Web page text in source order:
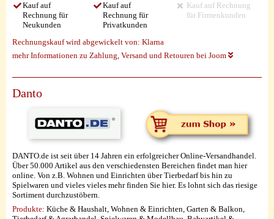
Kauf auf
Rechnung für
Neukunden
Kauf auf
Rechnung für
Privatkunden
Kauf auf Rechnung
für Firmenkunden
Rechnungskauf wird abgewickelt von: Klarna
mehr Informationen zu Zahlung, Versand und Retouren bei Joom
Danto
DANTO.de ist seit über 14 Jahren ein erfolgreicher Online-Versandhandel.
Über 50.000 Artikel aus den verschiedensten Bereichen findet man hier
online. Von z.B. Wohnen und Einrichten über Tierbedarf bis hin zu
Spielwaren und vieles vieles mehr finden Sie hier. Es lohnt sich das riesige
Sortiment durchzustöbern.
Produkte: Küche & Haushalt, Wohnen & Einrichten, Garten & Balkon,